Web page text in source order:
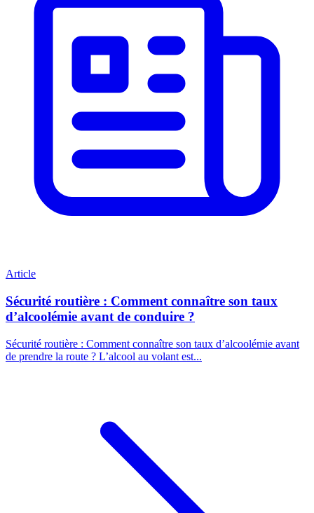
Article
Sécurité routière : Comment connaître son taux
d’alcoolémie avant de conduire ?
Sécurité routière : Comment connaître son taux d’alcoolémie avant
de prendre la route ? L’alcool au volant est...